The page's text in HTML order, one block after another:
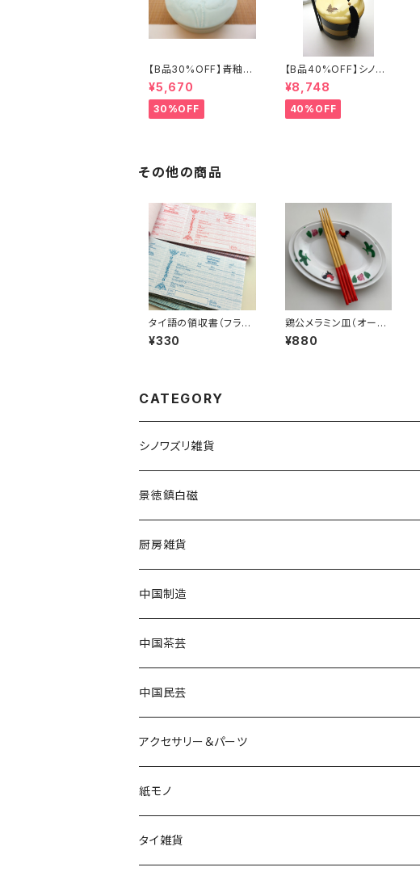
【B品30%OFF】青釉瓷
蓋付盒（蓮の実）
¥5,670
30%OFF
【B品40%OFF】シノワ
ズリ手提げ三段重「バタ
フライ」
¥8,748
40%OFF
その他の商品
タイ語の領収書（フラミ
ンゴNo.2）
¥330
鶏公メラミン皿（オーバ
ル中）
¥880
CATEGORY
シノワズリ雑貨
景徳鎮白磁
厨房雑貨
中国制造
中国茶芸
中国民芸
アクセサリー＆パーツ
紙モノ
タイ雑貨